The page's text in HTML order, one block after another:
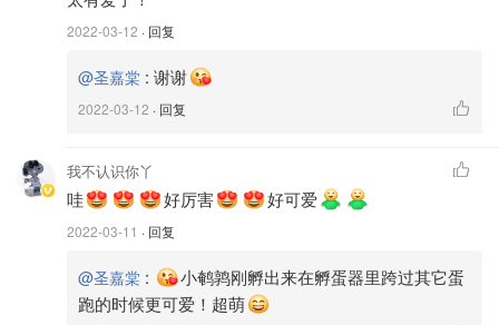
上网查了一下： 鹌鹑的寿命一般为两年左右，孵化出的母
量开始下降，饲养1年以上的鹌鹑一般就会被饲养场淘汰
了，不知道我们平时吃的是不是这样被淘汰的鹌鹑！鹌鹑下
怪不得我家的有时候晚上十点孩子们睡觉了它才下，原来是
娃们太吵啦！😂
2022-03-12 · 回复
@圣嘉棠 : 谢谢
2022-03-12 · 回复
我不认识你丫
哇 好厉害 好可爱
2022-03-11 · 回复
@圣嘉棠 :
小鹌鹑刚孵出来在孵蛋器里跨过其它蛋
跑的时候更可爱！超萌